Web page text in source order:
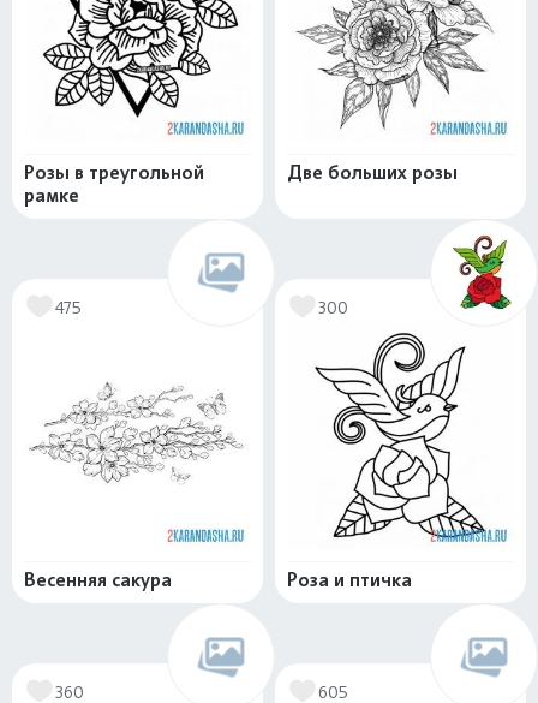
Розы в треугольной
рамке
Две больших розы
475
Весенняя сакура
300
Роза и птичка
360 605